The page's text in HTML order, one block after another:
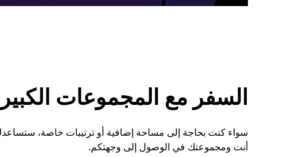
السفر مع المجموعات
أنت ومجموعتك في الوصول إلى وجهتكم.